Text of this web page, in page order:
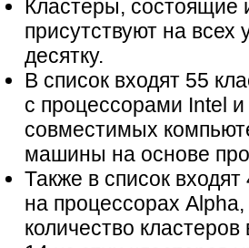
Кластеры, состоящие
присутствуют на всех
десятку.
В список входят 55
с процессорами Intel
совместимых
машины на основе
Также в список
на процессорах
количество